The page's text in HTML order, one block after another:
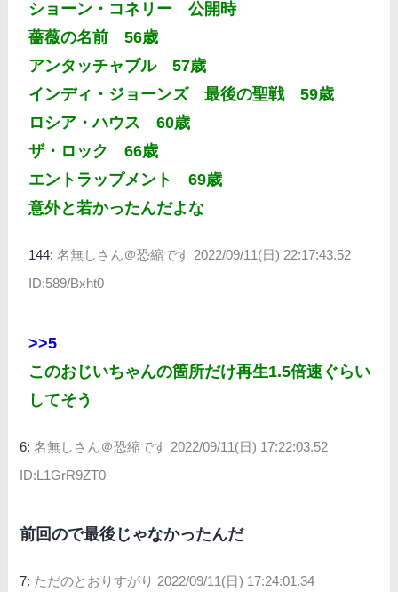
ショーン・コネリー 公開時
薔薇の名前 56歳
アンタッチャブル 57歳
インディ・ジョーンズ 最後の聖戦 59歳
ロシア・ハウス 60歳
ザ・ロック 66歳
エントラップメント 69歳
意外と若かったんだよな
144:名無しさん＠恐縮です 2022/09/11(日) 22:17:43.52
ID:589/Bxht0
>>5
このおじいちゃんの箇所だけ再生1.5倍速ぐらい
してそう
6:名無しさん＠恐縮です 2022/09/11(日) 17:22:03.52
ID:L1GrR9ZT0
前回ので最後じゃなかったんだ
7: ただのとおりすがり 2022/09/11(日) 17:24:01.34